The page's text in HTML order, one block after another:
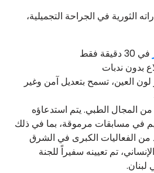
الثورية في الجراحة التجميلية،
في 30 دقيقة فقط
بدون ندبات
لون العين، تسمح بتعديل آمن وغير
من المجال الطبي. يتم استدعاؤه
في مسابقات مرموقة، بما في ذلك
من الفعاليات الكبرى في الشرق
تم تعيينه سفيراً للجنة
لبنان.